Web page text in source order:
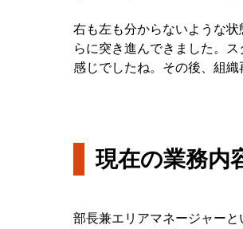
右も左も分からないような
らに突き進んできました。
感じでしたね。その後、組
現在の業務内
部長兼エリアマネージャー